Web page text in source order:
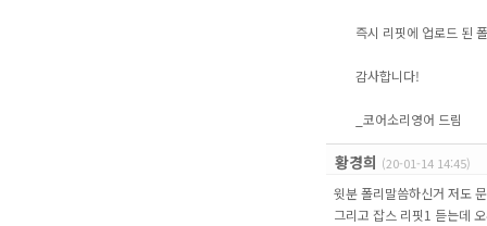
즉시 리핏에 업로드 된
감사합니다!
_코어소리영어 드림
황경희 (20-01-14 14:45)
윗분 폴리말씀하신거 저도
그리고 잡스 리핏1 듣는데